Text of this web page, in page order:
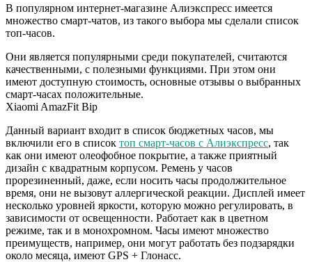
В популярном интернет-магазине Алиэкспресс имеется
множество смарт-чатов, из такого выбора мы сделали список
топ-часов.
Они является популярными среди покупателей, считаются
качественными, с полезными функциями. При этом они
имеют доступную стоимость, основные отзывы о выбранных
смарт-часах положительные.
Xiaomi AmazFit Bip
Данный вариант входит в список бюджетных часов, мы
включили его в список топ смарт-часов с Алиэкспресс, так
как они имеют олеофобное покрытие, а также приятный
дизайн с квадратным корпусом. Ремень у часов
прорезиненный, даже, если носить часы продолжительное
время, они не вызовут аллергической реакции. Дисплей имеет
несколько уровней яркости, которую можно регулировать, в
зависимости от освещенности. Работает как в цветном
режиме, так и в монохромном. Часы имеют множество
преимуществ, например, они могут работать без подзарядки
около месяца, имеют GPS + Глонасс.